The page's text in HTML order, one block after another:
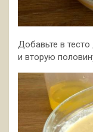
Добавьте в
и вторую